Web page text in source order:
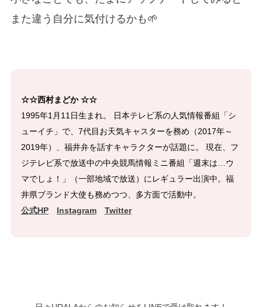
また違う自分に気付けるかも🌱
☆☆西村まどか ☆☆
1995年1月11日生まれ。 日本テレビ系の人気情報番組「シ
ューイチ」で、7代目お天気キャスターを務め（2017年～
2019年）、福井弁を話すキャラクターが話題に。 現在、フ
ジテレビ系で放送中の中央競馬情報ミニ番組「週末は…ウ
マでしょ！」（一部地域で放送）にレギュラー出演中。福
井県ブランド大使も務めつつ、多方面で活動中。
公式HP
Instagram Twitter